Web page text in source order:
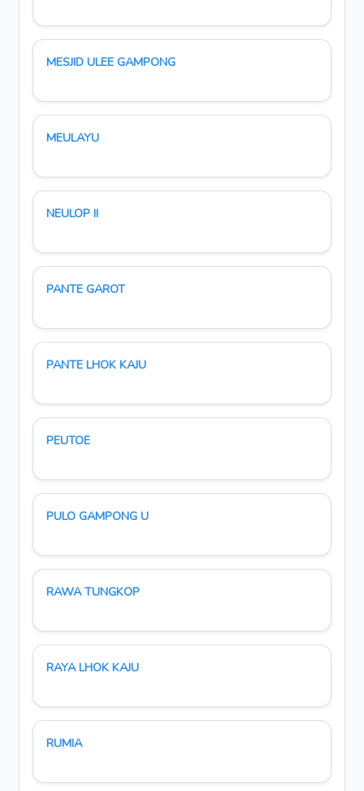
MESJID ULEE GAMPONG
MEULAYU
NEULOP II
PANTE GAROT
PANTE LHOK KAJU
PEUTOE
PULO GAMPONG U
RAWA TUNGKOP
RAYA LHOK KAJU
RUMIA